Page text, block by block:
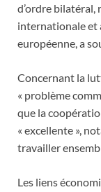
d’ordre bilatéral,
internationale et
européenne, a
Concernant la
« problème
que la
« excellente »,
travailler
Les liens